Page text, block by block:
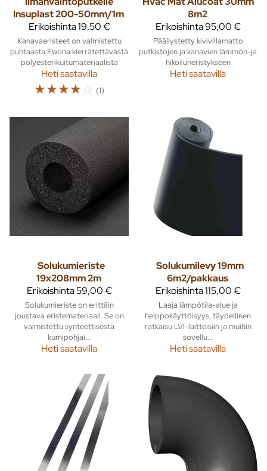
Insuplast 200-50mm/1m
Erikoishinta19,50 €
Kanavaeristeet on valmistettu
puhtaasta Ewona kierrätettävästä
polyesterikuitumateriaalista
Heti saatavilla
☆☆☆☆☆ (1)
8m2
Erikoishinta95,00 €
Päällystetty kivivillamatto
putkistojen ja kanavien lämmön-ja
hikoiluneristykseen
Heti saatavilla
Solukumieriste
19x208mm 2m
Erikoishinta59,00 €
Solukumieriste on erittäin
joustava eristemateriaali. Se on
valmistettu synteettisestä
kumipohjai...
Heti saatavilla
Solukumilevy 19mm
6m2/pakkaus
Erikoishinta115,00 €
Laaja lämpötila-alue ja
helppokäyttöisyys, täydellinen
ratkaisu LVI-laitteisiin ja muihin
sovellu...
Heti saatavilla